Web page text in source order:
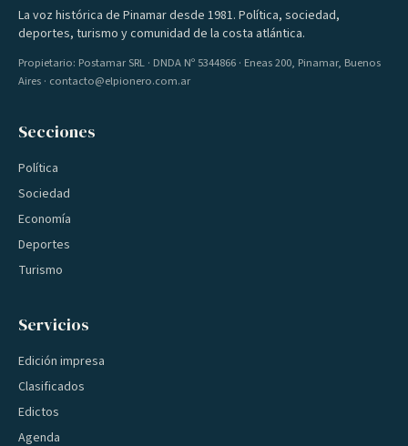
La voz histórica de Pinamar desde 1981. Política, sociedad,
deportes, turismo y comunidad de la costa atlántica.
Propietario: Postamar SRL · DNDA Nº 5344866 · Eneas 200, Pinamar, Buenos
Aires · contacto@elpionero.com.ar
Secciones
Política
Sociedad
Economía
Deportes
Turismo
Servicios
Edición impresa
Clasificados
Edictos
Agenda